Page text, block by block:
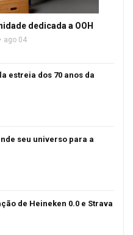
dedicada a OOH
ago 04
estreia dos 70 anos da
seu universo para a
de Heineken 0.0 e Strava